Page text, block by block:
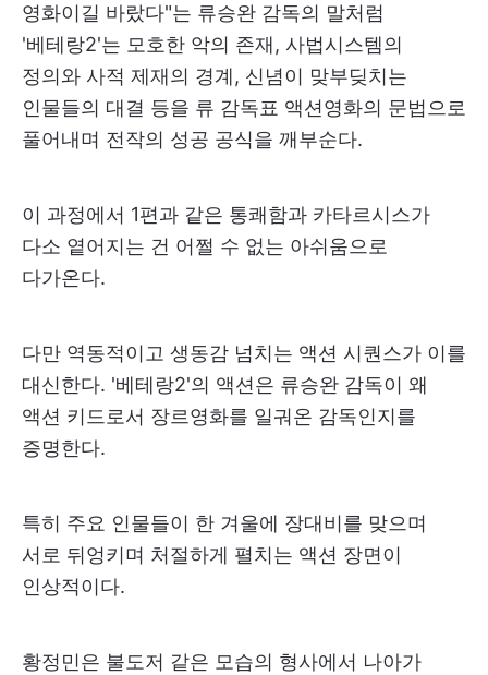
영화이길 바랐다"는 류승완 감독의 말처럼
'베테랑2'는 모호한 악의 존재, 사법시스템의
정의와 사적 제재의 경계, 신념이 맞부딪치는
인물들의 대결 등을 류 감독표 액션영화의 문법으로
풀어내며 전작의 성공 공식을 깨부순다.
이 과정에서 1편과 같은 통쾌함과 카타르시스가
다소 옅어지는 건 어쩔 수 없는 아쉬움으로
다가온다.
다만 역동적이고 생동감 넘치는 액션 시퀀스가 이를
대신한다. '베테랑2'의 액션은 류승완 감독이 왜
액션 키드로서 장르영화를 일궈온 감독인지를
증명한다.
특히 주요 인물들이 한 겨울에 장대비를 맞으며
서로 뒤엉키며 처절하게 펼치는 액션 장면이
인상적이다.
황정민은 불도저 같은 모습의 형사에서 나아가